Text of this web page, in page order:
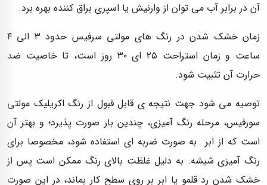
آن در برابر آب می توان از وارنیش یا اسپری براق کننده بهره برد.
زمان خشک شدن در رنگ های مولتی سرفیس حدود ۳ الی ۴
ساعت و زمان استراحت ۲۵ ای ۳۰ روز است، تا خاصیت ضد
حرارت آن تثبیت شود.
توصیه می شود جهت نتیجه ی قابل قبول از رنگ اكريليک مولتی
سورفيس، مرحله رنگ آمیزی، چندین بار صورت پذیرد؛ و بهتر آن
است که از ابر به صورت ضربه ای استفاده شود، مخصوصا برای
رنگ آمیزی شیشه. به دلیل غلظت بالای رنگ ممکن است پس از
خشک شدن رد قلمو یا ابر بر روی سطح کار بماند، در این صورت